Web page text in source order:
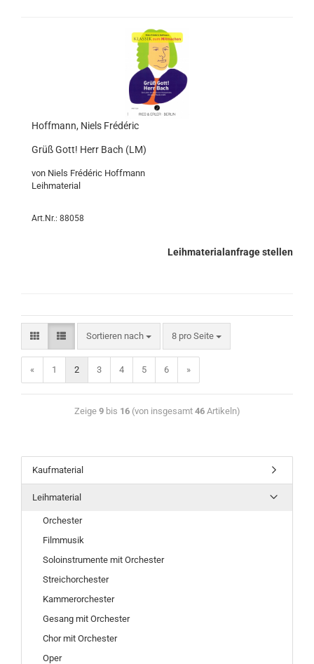
Hoffmann, Niels Frédéric
Grüß Gott! Herr Bach (LM)
von Niels Frédéric Hoffmann
Leihmaterial
Art.Nr.: 88058
Leihmaterialanfrage stellen
Sortieren nach 8 pro Seite
« 1 2 3 4 5 6 »
Zeige 9bis 16(von insgesamt 46Artikeln)
Kaufmaterial
Leihmaterial
Orchester
Filmmusik
Soloinstrumente mit Orchester
Streichorchester
Kammerorchester
Gesang mit Orchester
Chor mit Orchester
Oper